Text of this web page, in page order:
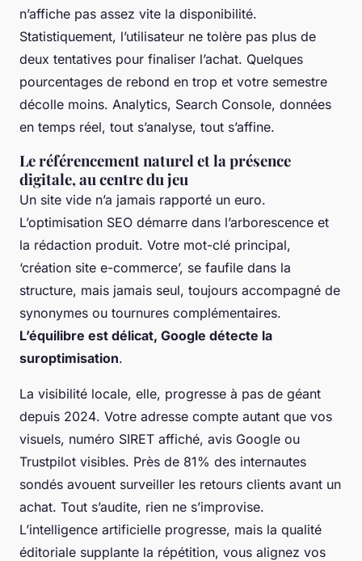
n’affiche pas assez vite la disponibilité.
Statistiquement, l’utilisateur ne tolère pas plus de
deux tentatives pour finaliser l’achat. Quelques
pourcentages de rebond en trop et votre semestre
décolle moins. Analytics, Search Console, données
en temps réel, tout s’analyse, tout s’affine.
Le référencement naturel et la présence
digitale, au centre du jeu
Un site vide n’a jamais rapporté un euro.
L’optimisation SEO démarre dans l’arborescence et
la rédaction produit. Votre mot-clé principal,
‘création site e-commerce’, se faufile dans la
structure, mais jamais seul, toujours accompagné de
synonymes ou tournures complémentaires.
L’équilibre est délicat, Google détecte la
suroptimisation.
La visibilité locale, elle, progresse à pas de géant
depuis 2024. Votre adresse compte autant que vos
visuels, numéro SIRET affiché, avis Google ou
Trustpilot visibles. Près de 81% des internautes
sondés avouent surveiller les retours clients avant un
achat. Tout s’audite, rien ne s’improvise.
L’intelligence artificielle progresse, mais la qualité
éditoriale supplante la répétition, vous alignez vos